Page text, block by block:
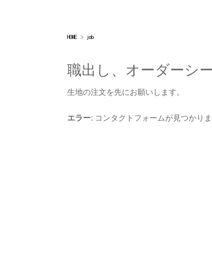
HOME > job
職出し、オーダーシ
生地の注文を先にお願いします。
エラー: コンタクトフォームが見つかりま